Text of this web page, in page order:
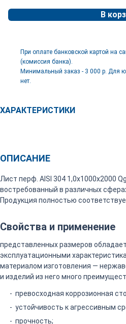
В
При оплате банковской картой на
(комиссия банка).
Минимальный заказ - 3 000 р. Для
нет.
ХАРАКТЕРИСТИКИ
ОПИСАНИЕ
Лист перф. АISI 304 1,0х1000х2000
востребованный в различных
Продукция полностью
Свойства и применение
представленных размеров
эксплуатационными
материалом изготовления —
и изделий из него много
превосходная коррозионная
устойчивость к агрессивным
прочность;